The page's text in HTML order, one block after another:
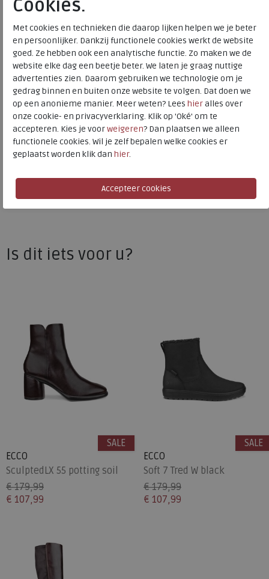
ECCO
Toon alles vanECCO
Naar allelaarzen
Bestelcode
Kleur
Black
Materiaal
Leer
Uitneembaar voetbed
ja
Hakhoogte
3.50 cm
Is dit iets voor u?
ECCO
SculptedLX 55 potting soil
€ 179,99
€ 107,99
SALE
ECCO
Soft 7 Tred W black
€ 179,99
€ 107,99
SALE
Cookies.
Met cookies en technieken die daarop lijken helpen we je beter
en persoonlijker. Dankzij functionele cookies werkt de website
goed. Ze hebben ook een analytische functie. Zo maken we de
website elke dag een beetje beter. We laten je graag nuttige
advertenties zien. Daarom gebruiken we technologie om je
gedrag binnen en buiten onze website te volgen. Dat doen we
op een anonieme manier. Meer weten? Lees hieralles over
onze cookie- en privacyverklaring. Klik op 'Oké' om te
accepteren. Kies je voorweigeren? Dan plaatsen we alleen
functionele cookies. Wil je zelf bepalen welke cookies er
geplaatst worden klik dan hier.